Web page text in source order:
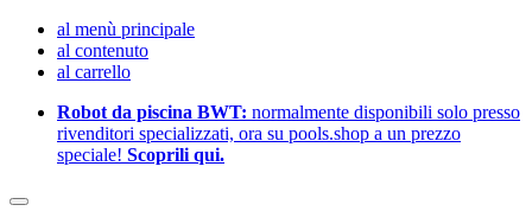
al menù principale
al contenuto
al carrello
Robot da piscina BWT: normalmente disponibili solo presso
rivenditori specializzati, ora su pools.shop a un prezzo
speciale! Scoprili qui.